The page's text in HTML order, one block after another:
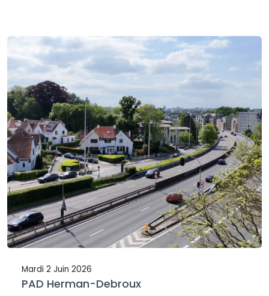
Mardi 2 Juin 2026
PAD Herman-Debroux